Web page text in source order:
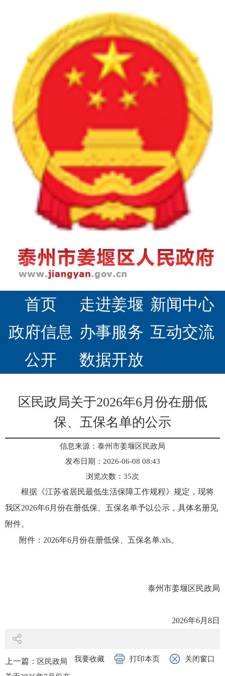
首页 走进姜堰 新闻中心
政府信息
公开
办事服务 互动交流
数据开放
区民政局关于2026年6月份在册低
保、五保名单的公示
信息来源：泰州市姜堰区民政局
发布日期：2026-06-08 08:43
浏览次数： 35次
根据《江苏省居民最低生活保障工作规程》规定，现将
我区2026年6月份在册低保、五保名单予以公示，具体名册见
附件。
附件： 2026年6月份在册低保、五保名单.xls。
泰州市姜堰区民政局
2026年6月8日
我要收藏 打印本页 关闭窗口
上一篇：
区民政局